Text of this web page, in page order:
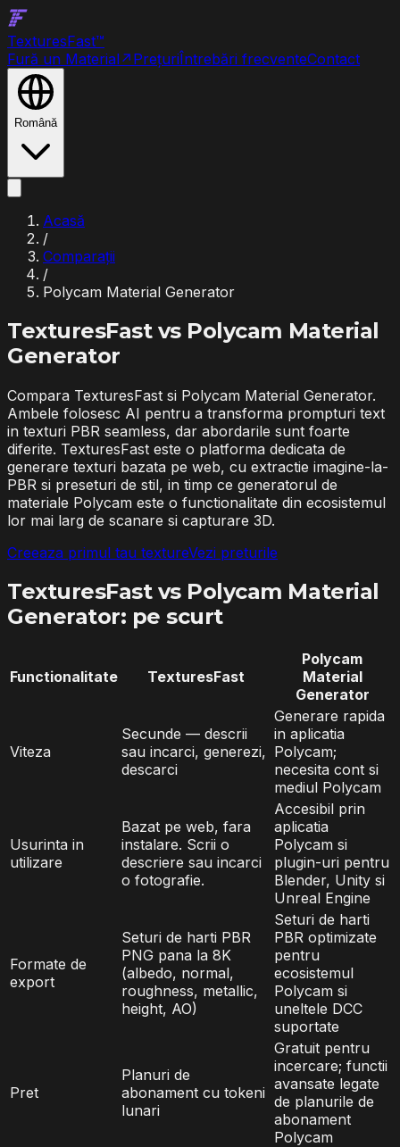
TexturesFast™
Fură un Material↗ PrețuriÎntrebări frecventeContact
Română
Acasă
/
Comparații
/
Polycam Material Generator
TexturesFast vs Polycam Material
Generator
Compara TexturesFast si Polycam Material Generator.
Ambele folosesc AI pentru a transforma prompturi text
in texturi PBR seamless, dar abordarile sunt foarte
diferite. TexturesFast este o platforma dedicata de
generare texturi bazata pe web, cu extractie imagine-la-
PBR si preseturi de stil, in timp ce generatorul de
materiale Polycam este o functionalitate din ecosistemul
lor mai larg de scanare si capturare 3D.
Creeaza primul tau textureVezi preturile
TexturesFast vs Polycam Material
Generator: pe scurt
Functionalitate TexturesFast
Polycam
Material
Generator
Viteza
Secunde — descrii
sau incarci, generezi,
descarci
Generare rapida
in aplicatia
Polycam;
necesita cont si
mediul Polycam
Usurinta in
utilizare
Bazat pe web, fara
instalare. Scrii o
descriere sau incarci
o fotografie.
Accesibil prin
aplicatia
Polycam si
plugin-uri pentru
Blender, Unity si
Unreal Engine
Formate de
export
Seturi de harti PBR
PNG pana la 8K
(albedo, normal,
roughness, metallic,
height, AO)
Seturi de harti
PBR optimizate
pentru
ecosistemul
Polycam si
uneltele DCC
suportate
Pret
Planuri de
abonament cu tokeni
lunari
Gratuit pentru
incercare; functii
avansate legate
de planurile de
abonament
Polycam